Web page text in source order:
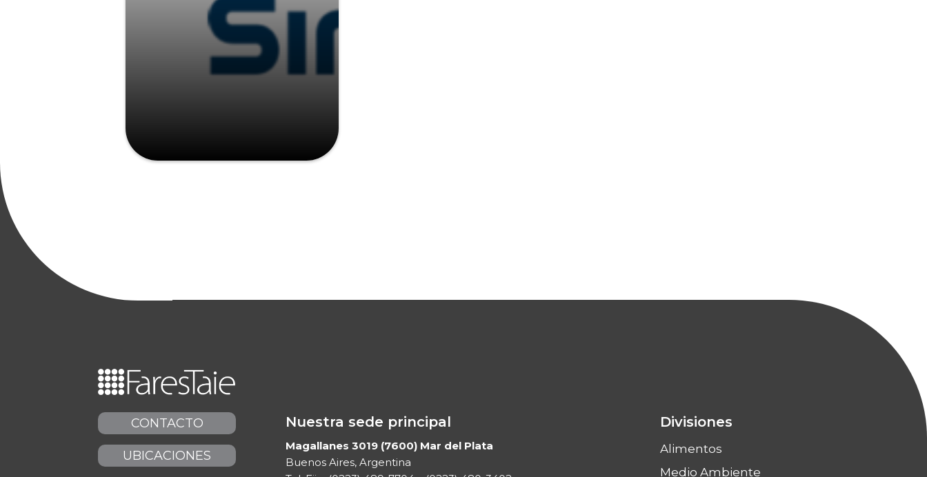
CONTACTO
UBICACIONES
Nuestra sede principal
Magallanes 3019 (7600) Mar del Plata
Buenos Aires, Argentina
Divisiones
Alimentos
Medio Ambiente